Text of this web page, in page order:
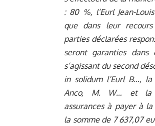
: 80 %, l’Eurl Jean-
que dans leur
parties déclarées
seront garanties dans
s’agissant du second
in solidum l’Eurl B…,
Anco, M. W… et la
assurances à payer à
la somme de 7 637,07